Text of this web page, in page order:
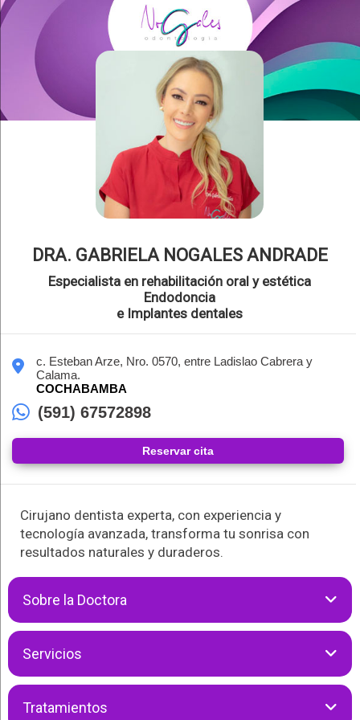
DRA. GABRIELA NOGALES ANDRADE
Especialista en rehabilitación oral y estética
Endodoncia
e Implantes dentales
c. Esteban Arze, Nro. 0570, entre Ladislao Cabrera y
Calama.
COCHABAMBA
(591) 67572898
Reservar cita
Cirujano dentista experta, con experiencia y
tecnología avanzada, transforma tu sonrisa con
resultados naturales y duraderos.
Sobre la Doctora
rehabilitación oral y estética, endodoncia e implantes dentales,
brindando soluciones innovadoras para mejorar la salud y
personalizado garantiza tratamientos de alta calidad,
Servicios
atenciones:
Tratamientos